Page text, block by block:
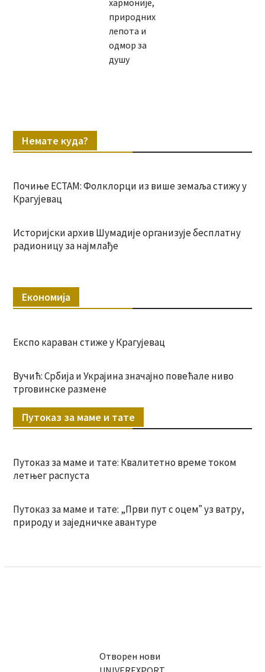
хармоније,
природних
лепота и
одмор за
душу
Немате куда?
Почиње ЕСТАМ: Фолклорци из више земаља стижу у
Крагујевац
Историјски архив Шумадије организује бесплатну
радионицу за најмлађе
Економија
Експо караван стиже у Крагујевац
Вучић: Србија и Украјина значајно повећале ниво
трговинске размене
Путоказ за маме и тате
Путоказ за маме и тате: Квалитетно време током
летњег распуста
Путоказ за маме и тате: „Први пут с оцемˮ уз ватру,
природу и заједничке авантуре
Отворен нови